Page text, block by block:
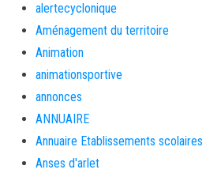
alertecyclonique
Aménagement du territoire
Animation
animationsportive
annonces
ANNUAIRE
Annuaire Etablissements scolaires
Anses d'arlet